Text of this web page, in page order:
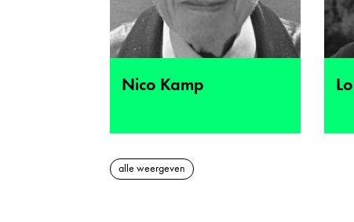
Nico Kamp
alle weergeven